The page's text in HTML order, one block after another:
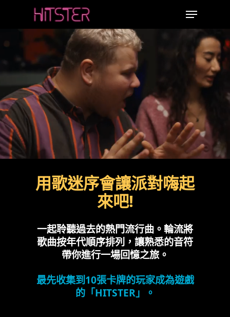
content
Menu
用歌迷序會讓派對嗨起
來吧!
一起聆聽過去的熱門流行曲。輪流將
歌曲按年代順序排列，讓熟悉的音符
帶你進行一場回憶之旅。
最先收集到10張卡牌的玩家成為遊戲
的「HITSTER」。